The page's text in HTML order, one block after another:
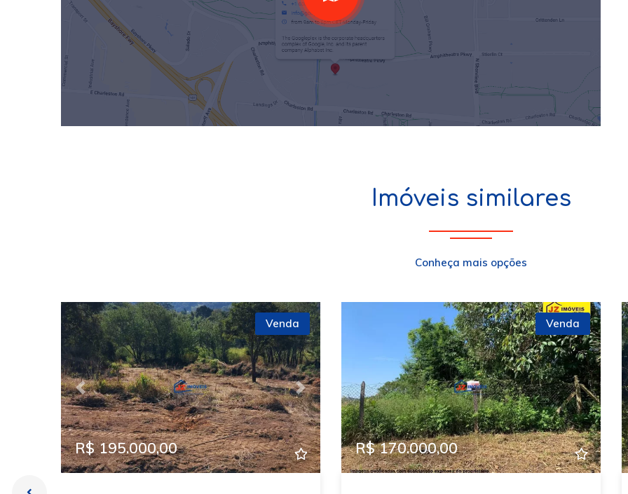
Imóveis similares
Conheça mais opções
Previous Next
Venda
R$ 195.000,00
Venda
R$ 170.000,00